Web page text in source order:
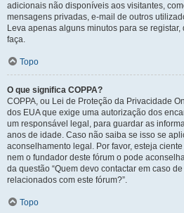
adicionais não disponíveis aos visitantes,
mensagens privadas, e-mail de outros
Leva apenas alguns minutos para se
faça.
Topo
O que significa COPPA?
COPPA, ou Lei de Proteção da Privacidade
dos EUA que exige uma autorização dos
um responsável legal, para guardar as
anos de idade. Caso não saiba se isso se
aconselhamento legal. Por favor, esteja
nem o fundador deste fórum o pode
da questão “Quem devo contactar em caso
relacionados com este fórum?”.
Topo